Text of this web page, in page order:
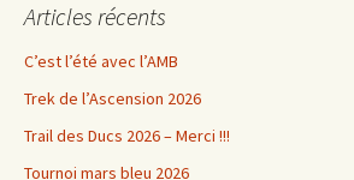
Articles récents
C’est l’été avec l’AMB
Trek de l’Ascension 2026
Trail des Ducs 2026 – Merci !!!
Tournoi mars bleu 2026